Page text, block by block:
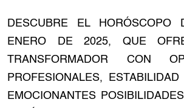
DESCUBRE EL HORÓSCOPO
ENERO DE 2025, QUE
TRANSFORMADOR CON
PROFESIONALES,
EMOCIONANTES